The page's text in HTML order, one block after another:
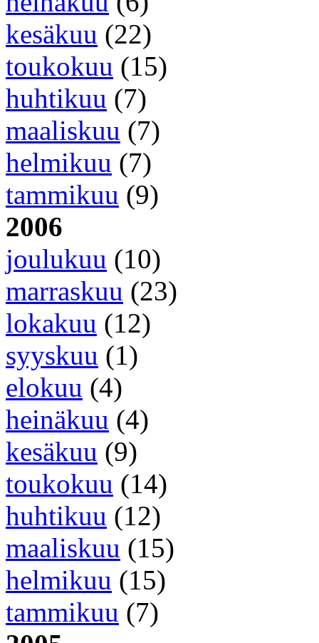
kesäkuu (22)
toukokuu (15)
huhtikuu (7)
maaliskuu (7)
helmikuu (7)
tammikuu (9)
2006
joulukuu (10)
marraskuu (23)
lokakuu (12)
syyskuu (1)
elokuu (4)
heinäkuu (4)
kesäkuu (9)
toukokuu (14)
huhtikuu (12)
maaliskuu (15)
helmikuu (15)
tammikuu (7)